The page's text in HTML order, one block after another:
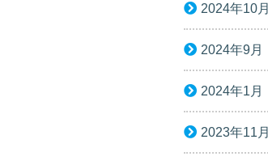
2024年10月
2024年9月
2024年1月
2023年11月